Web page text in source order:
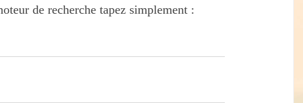
de recherche tapez simplement :